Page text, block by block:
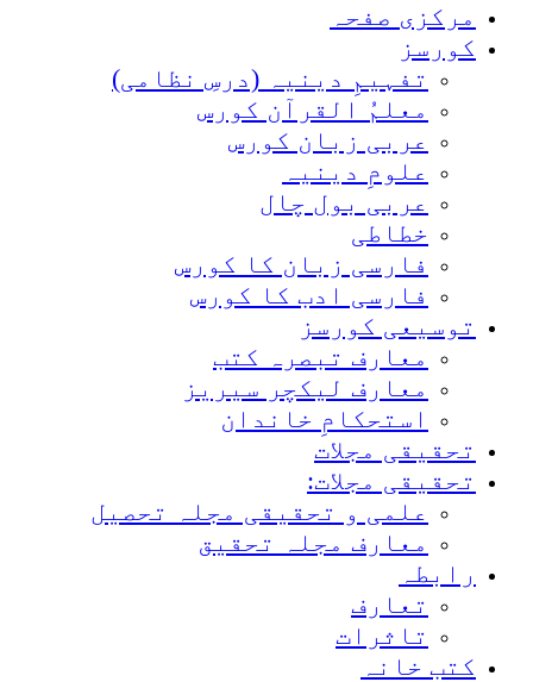
مرکزی صفحہ
کورسز
تفہیمِ دینیہ (درسِ نظامی)
معلمُ القرآن کورس
عربی زبان کورس
علومِ دینیہ
عربی بول چال
خطاطی
فارسی زبان کا کورس
فارسی ادب کا کورس
توسیعی کورسز
معارف تبصرہ کتب
معارف لیکچر سیریز
استحکامِ خاندان
تحقیقی مجلات
تحقیقی مجلات:
علمی و تحقیقی مجلہ تحصیل
معارف مجلہ تحقیق
رابطہ
تعارف
تاثرات
کتب خانہ